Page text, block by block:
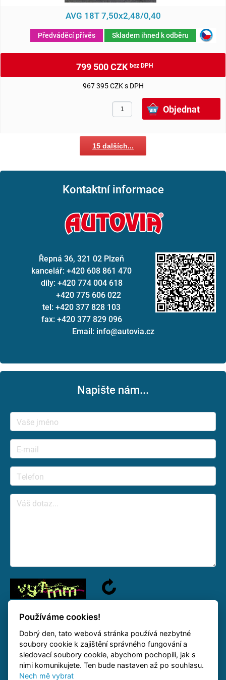
AVG 18T 7,50x2,48/0,40
Předváděcí přívěs Skladem ihned k odběru
799 500 CZKbez DPH
967 395 CZK s DPH
15 dalších...
Kontaktní informace
Řepná 36, 321 02 Plzeň
kancelář: +420 608 861 470
díly: +420 774 004 618
+420 775 606 022
tel: +420 377 828 103
fax: +420 377 829 096
Email: info@autovia.cz
Napište nám...
Na váš dotaz odpovíme jakmile to bude možné.
Používáme cookies!
Dobrý den, tato webová stránka používá nezbytné
soubory cookie k zajištění správného fungování a
sledovací soubory cookie, abychom pochopili, jak s
nimi komunikujete. Ten bude nastaven až po souhlasu.
Nech mě vybrat